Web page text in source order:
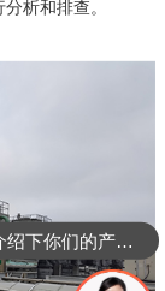
析和排查。
可以介绍下你们的产品么？